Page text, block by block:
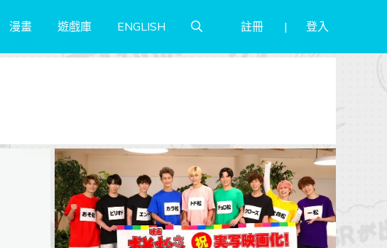
漫畫 遊戲庫 ENGLISH 註冊 登入